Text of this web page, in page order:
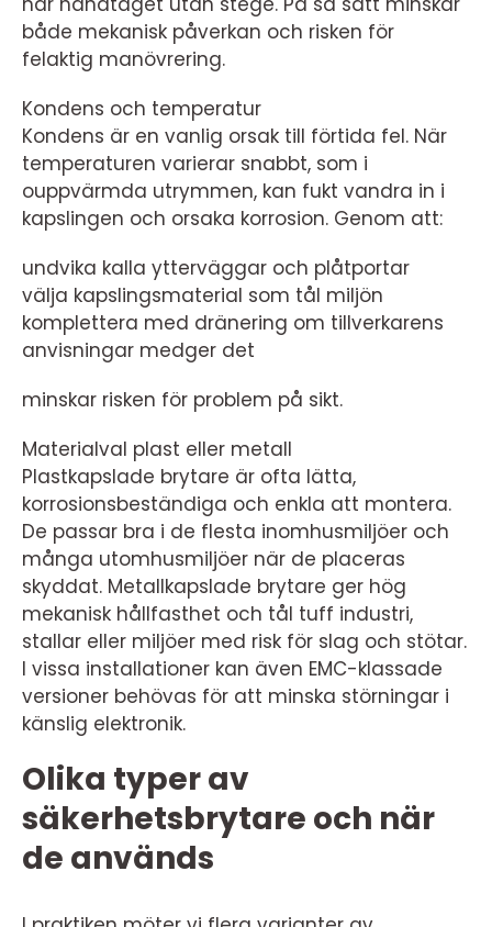
både mekanisk påverkan och risken för
felaktig manövrering.
Kondens och temperatur
Kondens är en vanlig orsak till förtida fel. När
temperaturen varierar snabbt, som i
ouppvärmda utrymmen, kan fukt vandra in i
kapslingen och orsaka korrosion. Genom att:
undvika kalla ytterväggar och plåtportar
välja kapslingsmaterial som tål miljön
komplettera med dränering om tillverkarens
anvisningar medger det
minskar risken för problem på sikt.
Materialval plast eller metall
Plastkapslade brytare är ofta lätta,
korrosionsbeständiga och enkla att montera.
De passar bra i de flesta inomhusmiljöer och
många utomhusmiljöer när de placeras
skyddat. Metallkapslade brytare ger hög
mekanisk hållfasthet och tål tuff industri,
stallar eller miljöer med risk för slag och stötar.
I vissa installationer kan även EMC-klassade
versioner behövas för att minska störningar i
känslig elektronik.
Olika typer av
säkerhetsbrytare och när
de används